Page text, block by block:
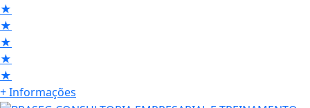
★
★
★
★
★
+ Informações